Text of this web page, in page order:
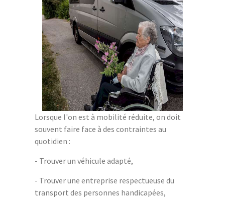
Lorsque l'on est à mobilité réduite, on doit
souvent faire face à des contraintes au
quotidien :
- Trouver un véhicule adapté,
- Trouver une entreprise respectueuse du
transport des personnes handicapées,